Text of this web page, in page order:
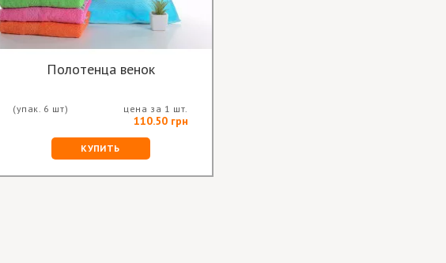
Полотенца венок
(упак. 6 шт) цена за 1 шт.
110.50 грн
КУПИТЬ